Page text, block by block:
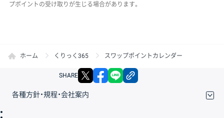
プポイントの受け取りが生じる場合があります。
ホーム くりっく365 スワップポイントカレンダー
SHARE X facebook
各種方針・規程・会社案内